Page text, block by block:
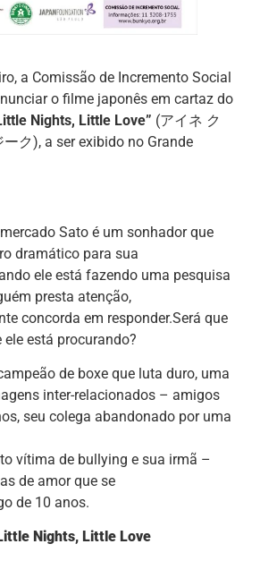
a Comissão de Incremento Social
o filme japonês em cartaz do
Nights, Little Love” (アイネ ク
ク), a ser exibido no Grande
Sato é um sonhador que
dramático para sua
ele está fazendo uma pesquisa
presta atenção,
concorda em responder.Será que
está procurando?
de boxe que luta duro, uma
inter-relacionados – amigos
seu colega abandonado por uma
vítima de bullying e sua irmã –
de amor que se
de 10 anos.
Nights, Little Love